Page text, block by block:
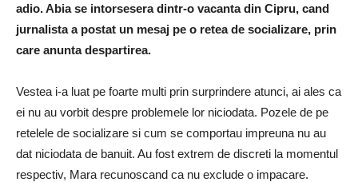
adio. Abia se intorsesera dintr-o vacanta din Cipru, cand
jurnalista a postat un mesaj pe o retea de socializare, prin
care anunta despartirea.
Vestea i-a luat pe foarte multi prin surprindere atunci, ai ales ca
ei nu au vorbit despre problemele lor niciodata. Pozele de pe
retelele de socializare si cum se comportau impreuna nu au
dat niciodata de banuit. Au fost extrem de discreti la momentul
respectiv, Mara recunoscand ca nu exclude o impacare.